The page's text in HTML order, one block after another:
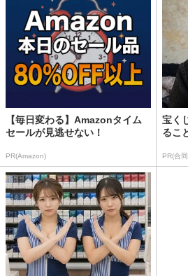
【毎日変わる】Amazonタイム
セールが見逃せない！
PR(Amazon)
宝く
るこ
PR(合